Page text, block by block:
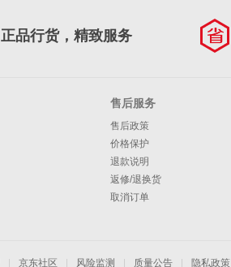
正品行货，精致服务
售后服务
售后政策
价格保护
退款说明
返修/退换货
取消订单
京东社区 风险监测 质量公告 隐私政策